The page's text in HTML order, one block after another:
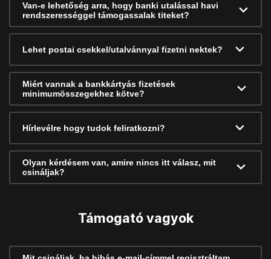
Van-e lehetőség arra, hogy banki utalással havi
rendszerességgel támogassalak titeket?
Lehet postai csekkel/utalvánnyal fizetni nektek?
Miért vannak a bankkártyás fizetések
minimumösszegekhez kötve?
Hírlevélre hogy tudok feliratkozni?
Olyan kérdésem van, amire nincs itt válasz, mit
csináljak?
Támogató vagyok